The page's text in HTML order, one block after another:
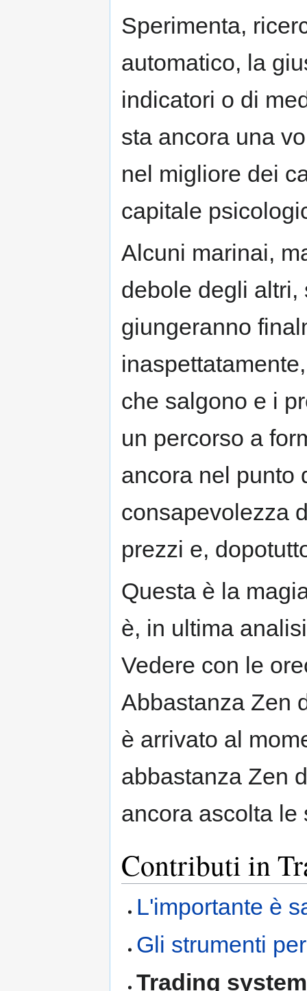
Sperimenta,
automatico, la
indicatori o di
sta ancora una
nel migliore dei
capitale
Alcuni marinai,
debole degli altri,
giungeranno
che salgono e i
un percorso a
ancora nel punto
consapevolezza
prezzi e,
Questa è la
è, in ultima
Vedere con le
Abbastanza Zen
è arrivato al
abbastanza Zen
ancora ascolta le
Contributi in
L'importante è
Gli strumenti
Trading